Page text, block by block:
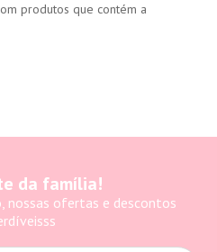
produtos que contém a
da família!
nossas ofertas e descontos